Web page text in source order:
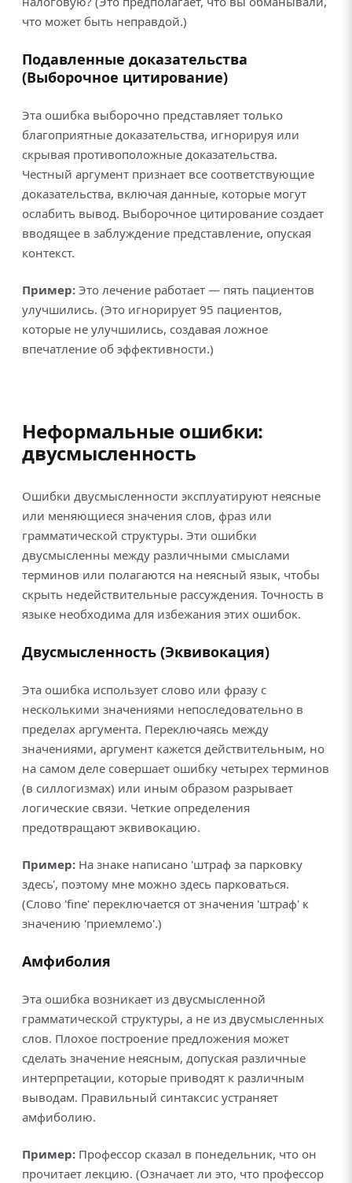
что может быть неправдой.)
Подавленные доказательства
(Выборочное цитирование)
Эта ошибка выборочно представляет только
благоприятные доказательства, игнорируя или
скрывая противоположные доказательства.
Честный аргумент признает все соответствующие
доказательства, включая данные, которые могут
ослабить вывод. Выборочное цитирование создает
вводящее в заблуждение представление, опуская
контекст.
Пример: Это лечение работает — пять пациентов
улучшились. (Это игнорирует 95 пациентов,
которые не улучшились, создавая ложное
впечатление об эффективности.)
Неформальные ошибки:
двусмысленность
Ошибки двусмысленности эксплуатируют неясные
или меняющиеся значения слов, фраз или
грамматической структуры. Эти ошибки
двусмысленны между различными смыслами
терминов или полагаются на неясный язык, чтобы
скрыть недействительные рассуждения. Точность в
языке необходима для избежания этих ошибок.
Двусмысленность (Эквивокация)
Эта ошибка использует слово или фразу с
несколькими значениями непоследовательно в
пределах аргумента. Переключаясь между
значениями, аргумент кажется действительным, но
на самом деле совершает ошибку четырех терминов
(в силлогизмах) или иным образом разрывает
логические связи. Четкие определения
предотвращают эквивокацию.
Пример: На знаке написано 'штраф за парковку
здесь', поэтому мне можно здесь парковаться.
(Слово 'fine' переключается от значения 'штраф' к
значению 'приемлемо'.)
Амфиболия
Эта ошибка возникает из двусмысленной
грамматической структуры, а не из двусмысленных
слов. Плохое построение предложения может
сделать значение неясным, допуская различные
интерпретации, которые приводят к различным
выводам. Правильный синтаксис устраняет
амфиболию.
Пример: Профессор сказал в понедельник, что он
прочитает лекцию. (Означает ли это, что профессор